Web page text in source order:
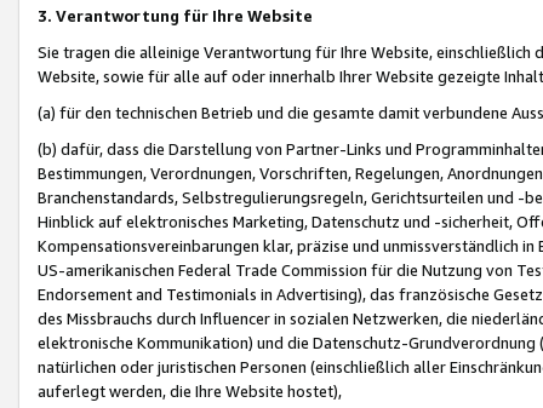
3. Verantwortung für Ihre Website
Sie tragen die alleinige Verantwortung für Ihre Website,
Website, sowie für alle auf oder innerhalb Ihrer Website gezeigte
(a) für den technischen Betrieb und die gesamte damit verbundene
(b) dafür, dass die Darstellung von Partner-Links und
Bestimmungen, Verordnungen, Vorschriften, Regelungen,
Branchenstandards, Selbstregulierungsregeln, Gerichtsurteilen und -
Hinblick auf elektronisches Marketing, Datenschutz und -sicherheit,
Kompensationsvereinbarungen klar, präzise und unmissverständlich
US-amerikanischen Federal Trade Commission für die Nutzung von
Endorsement and Testimonials in Advertising), das französische
des Missbrauchs durch Influencer in sozialen Netzwerken, die
elektronische Kommunikation) und die Datenschutz-
natürlichen oder juristischen Personen (einschließlich aller
auferlegt werden, die Ihre Website hostet),